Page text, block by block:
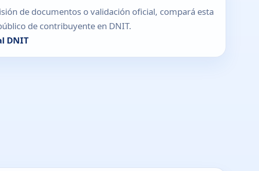
de documentos o validación oficial, compará esta
de contribuyente en DNIT.
DNIT